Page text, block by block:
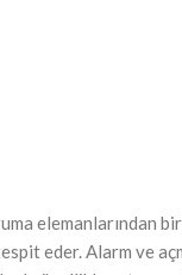
elemanlarından
eder. Alarm ve